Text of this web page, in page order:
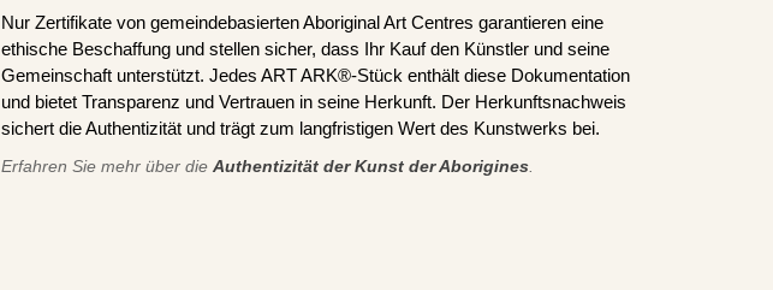
Nur Zertifikate von gemeindebasierten Aboriginal Art Centres garantieren eine
ethische Beschaffung und stellen sicher, dass Ihr Kauf den Künstler und seine
Gemeinschaft unterstützt. Jedes ART ARK®-Stück enthält diese Dokumentation
und bietet Transparenz und Vertrauen in seine Herkunft. Der Herkunftsnachweis
sichert die Authentizität und trägt zum langfristigen Wert des Kunstwerks bei.
Erfahren Sie mehr über die Authentizität der Kunst der Aborigines.